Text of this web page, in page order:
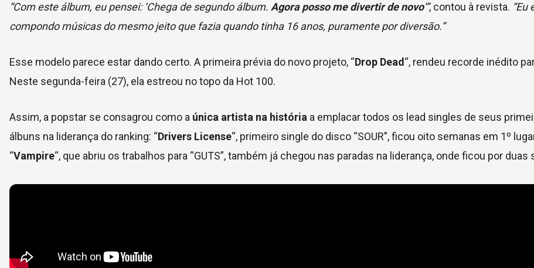
“Com este álbum, eu pensei: ‘Chega de segundo álbum. Agora posso me divertir de novo‘”, contou à revista. “Eu
compondo músicas do mesmo jeito que fazia quando tinha 16 anos, puramente por diversão.”
Esse modelo parece estar dando certo. A primeira prévia do novo projeto, “Drop Dead “, rendeu recorde inédito
Neste segunda-feira (27), ela estreou no topo da Hot 100.
Assim, a popstar se consagrou como a única artista na história a emplacar todos os lead singles de seus
álbuns na liderança do ranking: “Drivers License“, primeiro single do disco “SOUR”, ficou oito semanas em 1º
“Vampire“, que abriu os trabalhos para “GUTS”, também já chegou nas paradas na liderança, onde ficou por duas